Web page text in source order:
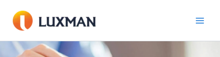
contenu